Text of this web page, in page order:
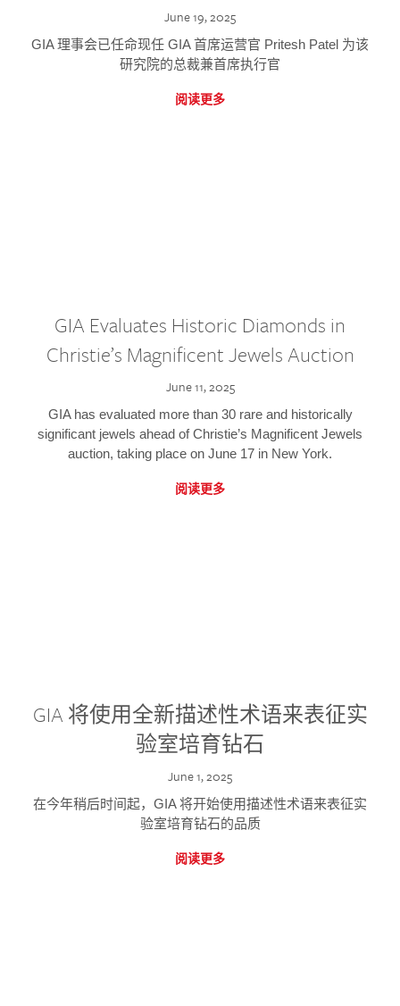
June 19, 2025
GIA 理事会已任命现任 GIA 首席运营官 Pritesh Patel 为该
研究院的总裁兼首席执行官
阅读更多
GIA Evaluates Historic Diamonds in
Christie’s Magnificent Jewels Auction
June 11, 2025
GIA has evaluated more than 30 rare and historically
significant jewels ahead of Christie’s Magnificent Jewels
auction, taking place on June 17 in New York.
阅读更多
GIA 将使用全新描述性术语来表征实
验室培育钻石
June 1, 2025
在今年稍后时间起，GIA 将开始使用描述性术语来表征实
验室培育钻石的品质
阅读更多